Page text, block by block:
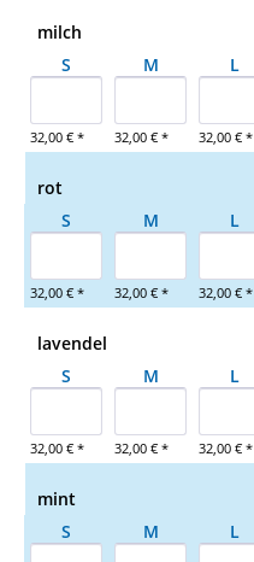
milch
S
32,00 € *
M
32,00 € *
L
32,00 € *
rot
S
32,00 € *
M
32,00 € *
L
32,00 € *
lavendel
S
32,00 € *
M
32,00 € *
L
32,00 € *
mint
S
M L